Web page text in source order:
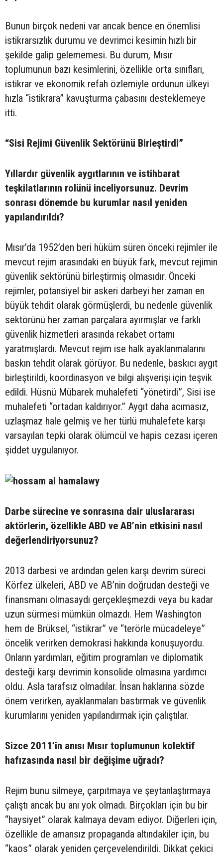
Bunun birçok nedeni var ancak bence en önemlisi
istikrarsızlık durumu ve devrimci kesimin hızlı bir
şekilde galip gelememesi. Bu durum, Mısır
toplumunun bazı kesimlerini, özellikle orta sınıfları,
istikrar ve ekonomik refah özlemiyle ordunun ülkeyi
hızla “istikrara” kavuşturma çabasını desteklemeye
itti.
“Sisi Rejimi Güvenlik Sektörünü Birleştirdi”
Yıllardır güvenlik aygıtlarının ve istihbarat
teşkilatlarının rolünü inceliyorsunuz. Devrim
sonrası dönemde bu kurumlar nasıl yeniden
yapılandırıldı?
Mısır’da 1952’den beri hüküm süren önceki rejimler ile
mevcut rejim arasındaki en büyük fark, mevcut rejimin
güvenlik sektörünü birleştirmiş olmasıdır. Önceki
rejimler, potansiyel bir askeri darbeyi her zaman en
büyük tehdit olarak görmüşlerdi, bu nedenle güvenlik
sektörünü her zaman parçalara ayırmışlar ve farklı
güvenlik hizmetleri arasında rekabet ortamı
yaratmışlardı. Mevcut rejim ise halk ayaklanmalarını
baskın tehdit olarak görüyor. Bu nedenle, baskıcı aygıt
birleştirildi, koordinasyon ve bilgi alışverişi için teşvik
edildi. Hüsnü Mübarek muhalefeti “yönetirdi”, Sisi ise
muhalefeti “ortadan kaldırıyor.” Aygıt daha acımasız,
uzlaşmaz hale gelmiş ve her türlü muhalefete karşı
varsayılan tepki olarak ölümcül ve hapis cezası içeren
şiddet uygulanıyor.
Darbe sürecine ve sonrasına dair uluslararası
aktörlerin, özellikle ABD ve AB’nin etkisini nasıl
değerlendiriyorsunuz?
2013 darbesi ve ardından gelen karşı devrim süreci
Körfez ülkeleri, ABD ve AB’nin doğrudan desteği ve
finansmanı olmasaydı gerçekleşmezdi veya bu kadar
uzun sürmesi mümkün olmazdı. Hem Washington
hem de Brüksel, “istikrar” ve “terörle mücadeleye”
öncelik verirken demokrasi hakkında konuşuyordu.
Onların yardımları, eğitim programları ve diplomatik
desteği karşı devrimin konsolide olmasına yardımcı
oldu. Asla tarafsız olmadılar. İnsan haklarına sözde
önem verirken, ayaklanmaları bastırmak ve güvenlik
kurumlarını yeniden yapılandırmak için çalıştılar.
Sizce 2011’in anısı Mısır toplumunun kolektif
hafızasında nasıl bir değişime uğradı?
Rejim bunu silmeye, çarpıtmaya ve şeytanlaştırmaya
çalıştı ancak bu anı yok olmadı. Birçokları için bu bir
“haysiyet” olarak kalmaya devam ediyor. Diğerleri için,
özellikle de amansız propaganda altındakiler için, bu
“kaos” olarak yeniden çerçevelendirildi. Dikkat çekici